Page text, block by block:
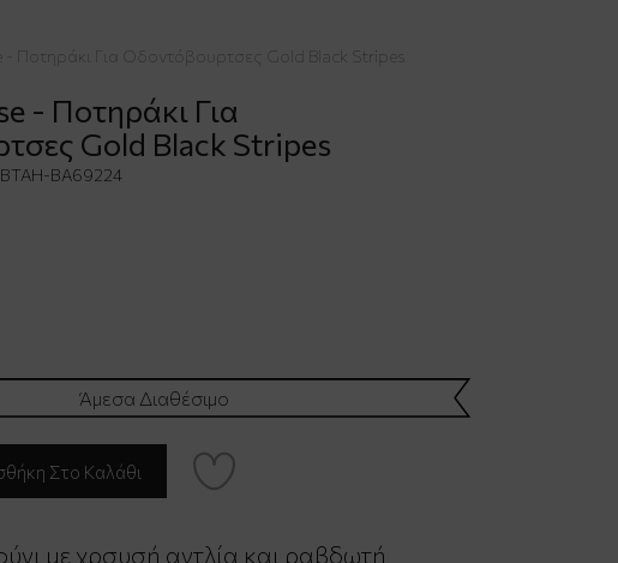
- Ποτηράκι Για Οδοντόβουρτσες Gold Black Stripes
- Ποτηράκι Για
Gold Black Stripes
BA69224
Άμεσα Διαθέσιμο
με χρσυσή αντλία και ραβδωτή